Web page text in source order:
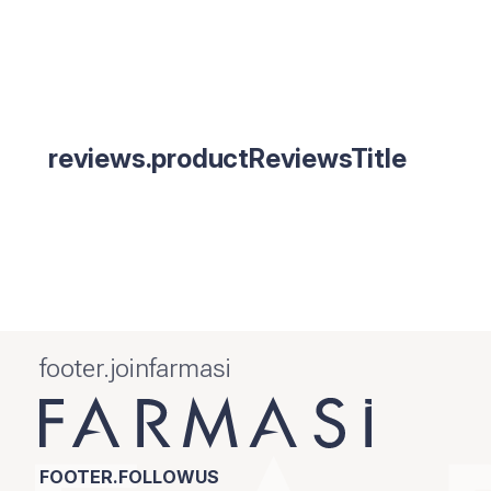
reviews.productReviewsTitle
footer.joinfarmasi
FOOTER.FOLLOWUS